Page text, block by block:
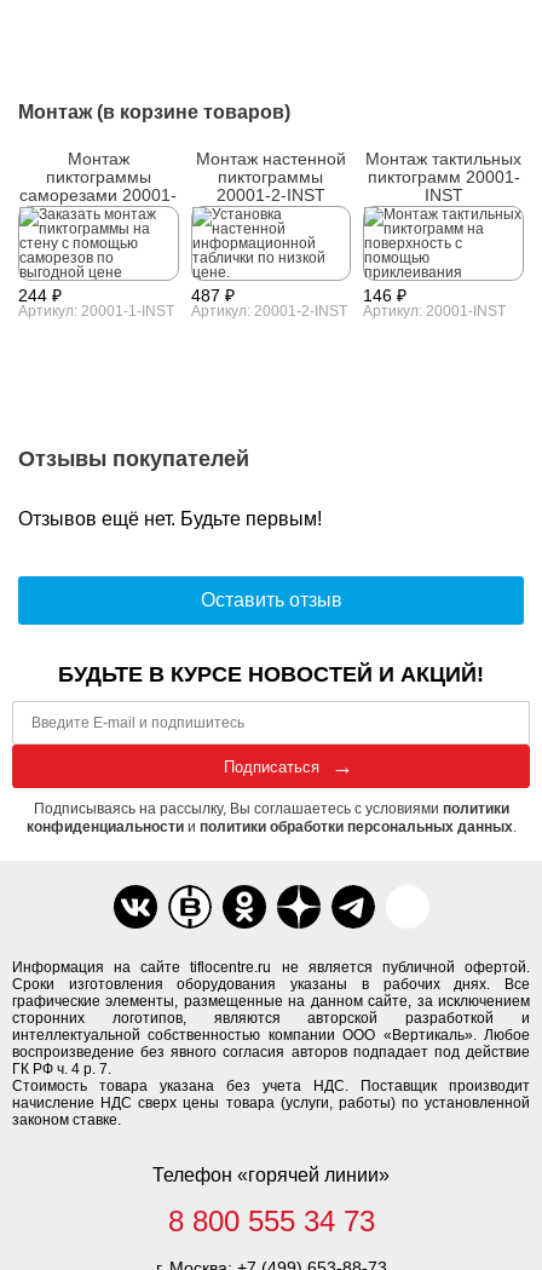
Монтаж (в корзине товаров)
Монтаж
пиктограммы
саморезами 20001-
1-INST
244 ₽
Артикул: 20001-1-INST
Монтаж настенной
пиктограммы
20001-2-INST
487 ₽
Артикул: 20001-2-INST
Монтаж тактильных
пиктограмм 20001-
INST
146 ₽
Артикул: 20001-INST
Отзывы покупателей
Отзывов ещё нет. Будьте первым!
Оставить отзыв
Информация на сайте tiflocentre.ru не является публичной офертой.
Сроки изготовления оборудования указаны в рабочих днях. Все
графические элементы, размещенные на данном сайте, за исключением
сторонних логотипов, являются авторской разработкой и
интеллектуальной собственностью компании ООО «Вертикаль». Любое
воспроизведение без явного согласия авторов подпадает под действие
ГК РФ ч. 4 р. 7.
Стоимость товара указана без учета НДС. Поставщик производит
начисление НДС сверх цены товара (услуги, работы) по установленной
законом ставке.
Телефон «горячей линии»
8 800 555 34 73
БУДЬТЕ В КУРСЕ НОВОСТЕЙ И АКЦИЙ!
Подписаться
Подписываясь на рассылку, Вы соглашаетесь с условиями политики
конфиденциальностии политики обработки персональных данных.